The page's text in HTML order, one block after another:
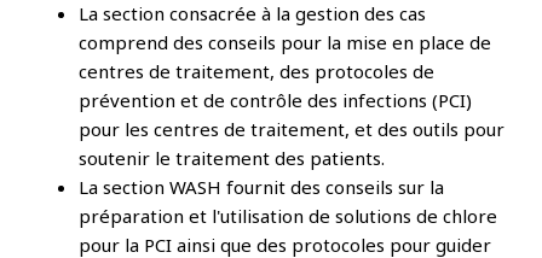
La section consacrée à la gestion des cas
comprend des conseils pour la mise en place de
centres de traitement, des protocoles de
prévention et de contrôle des infections (PCI)
pour les centres de traitement, et des outils pour
soutenir le traitement des patients.
La section WASH fournit des conseils sur la
préparation et l'utilisation de solutions de chlore
pour la PCI ainsi que des protocoles pour guider